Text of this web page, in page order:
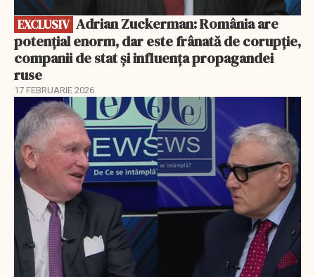
EXCLUSIV
potențial enorm, dar este frânată de corupție,
companii de stat și influența propagandei
ruse
17 FEBRUARIE 2026
EXCLUSIV